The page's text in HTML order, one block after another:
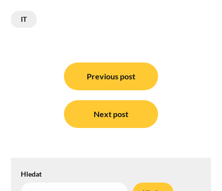
IT
Previous post
Next post
Hledat